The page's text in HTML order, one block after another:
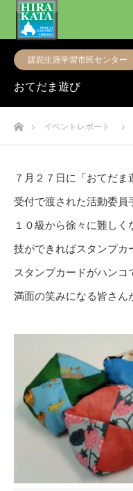
蹉跎生涯学習市民センター
おてだま遊び
ホームイベントレポート
７月２７日に「おてだま
受付で渡された活動委員
１０級から徐々に難しく
技ができればスタンプカ
スタンプカードがハンコ
満面の笑みになる皆さん